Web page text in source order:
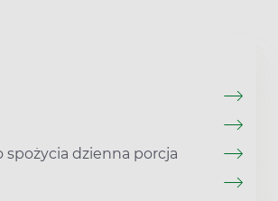
spożycia dzienna porcja